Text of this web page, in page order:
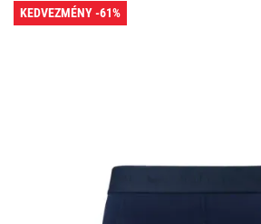
KEDVEZMÉNY -61%